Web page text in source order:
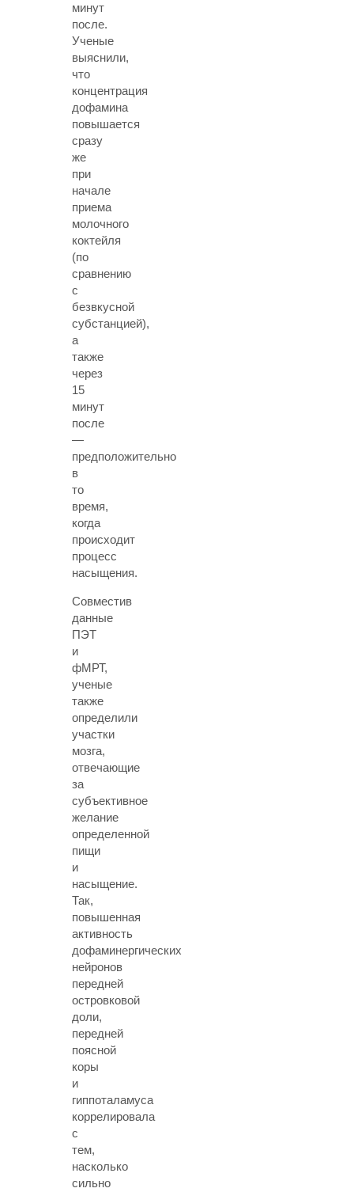
минут
после.
Ученые
выяснили,
что
концентрация
дофамина
повышается
сразу
же
при
начале
приема
молочного
коктейля
(по
сравнению
с
безвкусной
субстанцией),
а
также
через
15
минут
после
—
предположительно
в
то
время,
когда
происходит
процесс
насыщения.
Совместив
данные
ПЭТ
и
фМРТ,
ученые
также
определили
участки
мозга,
отвечающие
за
субъективное
желание
определенной
пищи
и
насыщение.
Так,
повышенная
активность
дофаминергических
нейронов
передней
островковой
доли,
передней
поясной
коры
и
гиппоталамуса
коррелировала
с
тем,
насколько
сильно